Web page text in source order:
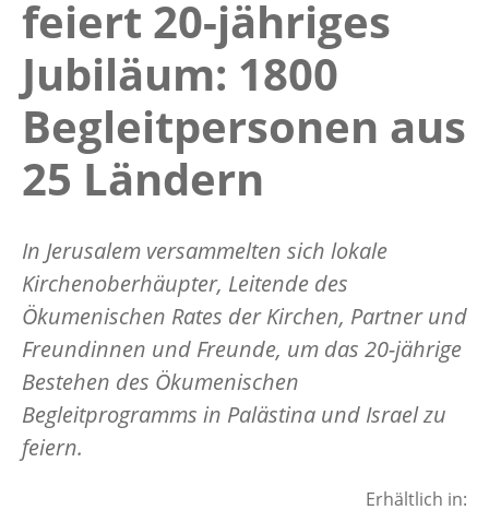
feiert 20-jähriges
Jubiläum: 1800
Begleitpersonen aus
25 Ländern
In Jerusalem versammelten sich lokale
Kirchenoberhäupter, Leitende des
Ökumenischen Rates der Kirchen, Partner und
Freundinnen und Freunde, um das 20-jährige
Bestehen des Ökumenischen
Begleitprogramms in Palästina und Israel zu
feiern.
Erhältlich in: